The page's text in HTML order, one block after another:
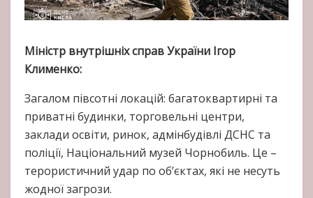
Міністр внутрішніх справ України Ігор
Клименко:
Загалом півсотні локацій: багатоквартирні та
приватні будинки, торговельні центри,
заклади освіти, ринок, адмінбудівлі ДСНС та
поліції, Національний музей Чорнобиль. Це –
терористичний удар по об’єктах, які не несуть
жодної загрози.